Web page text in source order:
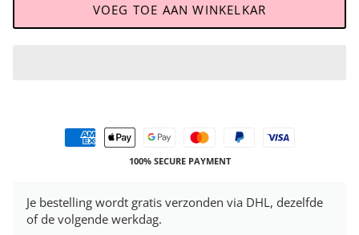
VOEG TOE AAN WINKELKAR
100% SECURE PAYMENT
Je bestelling wordt gratis verzonden via DHL, dezelfde
of de volgende werkdag.